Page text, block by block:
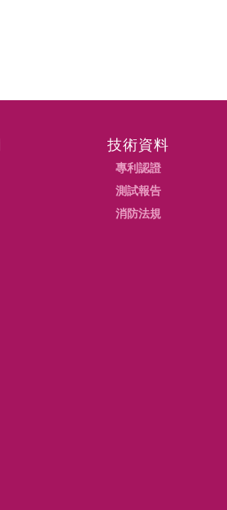
技術資料
專利認證
測試報告
消防法規